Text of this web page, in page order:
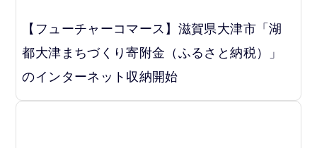
【フューチャーコマース】滋賀県大津市「湖
都大津まちづくり寄附金（ふるさと納税）」
のインターネット収納開始